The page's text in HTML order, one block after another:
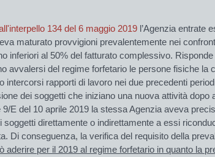
134 del 6 maggio 2019 l’Agenzia entrate
maturato provvigioni prevalentemente nei
inferiori al 50% del fatturato complessivo.
avvalersi del regime forfetario le persone fisiche
intercorsi rapporti di lavoro nei due precedenti
dei soggetti che iniziano una nuova attività
E del 10 aprile 2019 la stessa Agenzia aveva
soggetti direttamente o indirettamente a essi
Di conseguenza, la verifica del requisito della
aderire per il 2019 al regime forfetario in quanto la